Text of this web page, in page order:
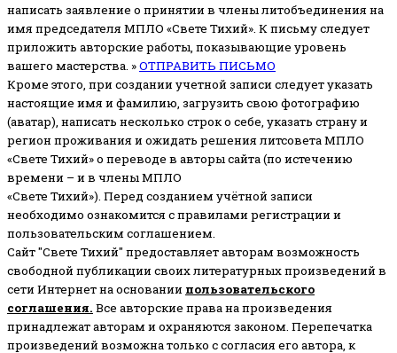
написать заявление о принятии в члены литобъединения на
имя председателя МПЛО «Свете Тихий». К письму следует
приложить авторские работы, показывающие уровень
вашего мастерства. »ОТПРАВИТЬ ПИСЬМО
Кроме этого, при создании учетной записи следует указать
настоящие имя и фамилию, загрузить свою фотографию
(аватар), написать несколько строк о себе, указать страну и
регион проживания и ожидать решения литсовета МПЛО
«Свете Тихий» о переводе в авторы сайта (по истечению
времени – и в члены МПЛО
«Свете Тихий»). Перед созданием учётной записи
необходимо ознакомится с правилами регистрации и
пользовательским соглашением.
Сайт "Свете Тихий" предоставляет авторам возможность
свободной публикации своих литературных произведений в
сети Интернет на основании пользовательского
соглашения. Все авторские права на произведения
принадлежат авторам и охраняются законом. Перепечатка
произведений возможна только с согласия его автора, к